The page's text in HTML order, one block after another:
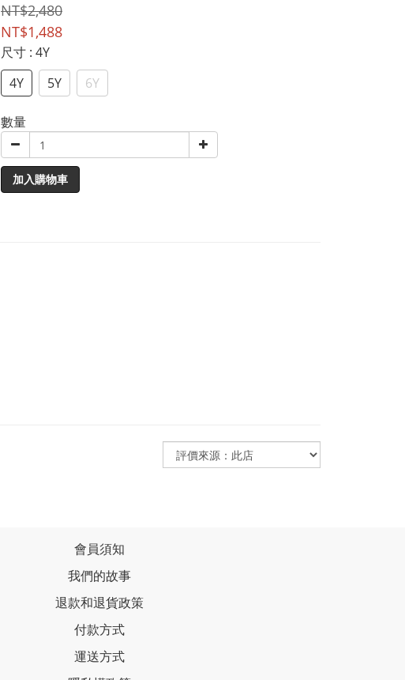
NT$2,480
NT$1,488
尺寸 : 4Y
4Y
5Y 6Y
數量
加入購物車
會員須知
我們的故事
退款和退貨政策
付款方式
運送方式